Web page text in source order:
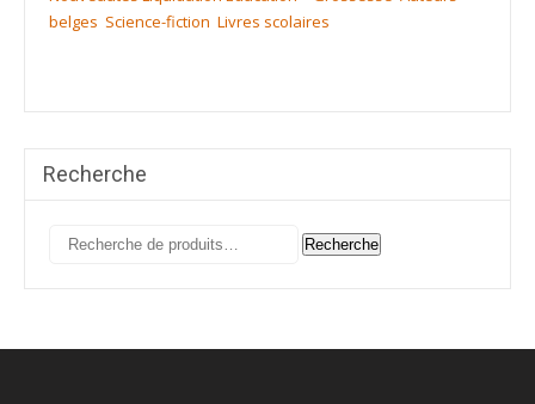
belges Science-fiction Livres scolaires
Recherche
Recherche
Recherche